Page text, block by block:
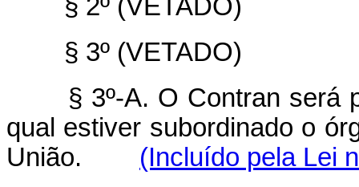
§ 2º (VETADO)
§ 3º (VETADO)
§ 3º-A. O Contran será
qual estiver subordinado o
União. (Incluído pela Lei